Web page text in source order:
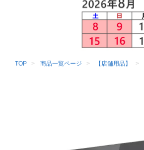
TOP 商品一覧ページ 【店舗用品】